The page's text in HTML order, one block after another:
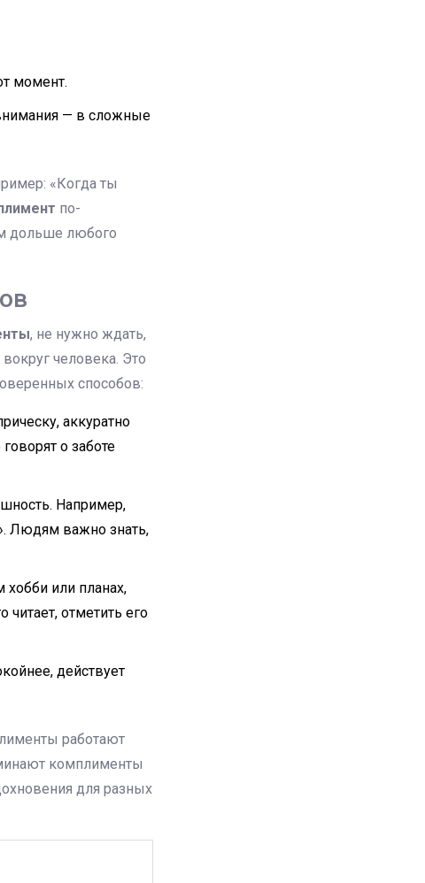
момент.
— в сложные
«Когда ты
по-
дольше любого
, не нужно ждать,
человека. Это
способов:
аккуратно
о заботе
Например,
Людям важно знать,
хобби или планах,
отметить его
действует
работают
комплименты
для разных